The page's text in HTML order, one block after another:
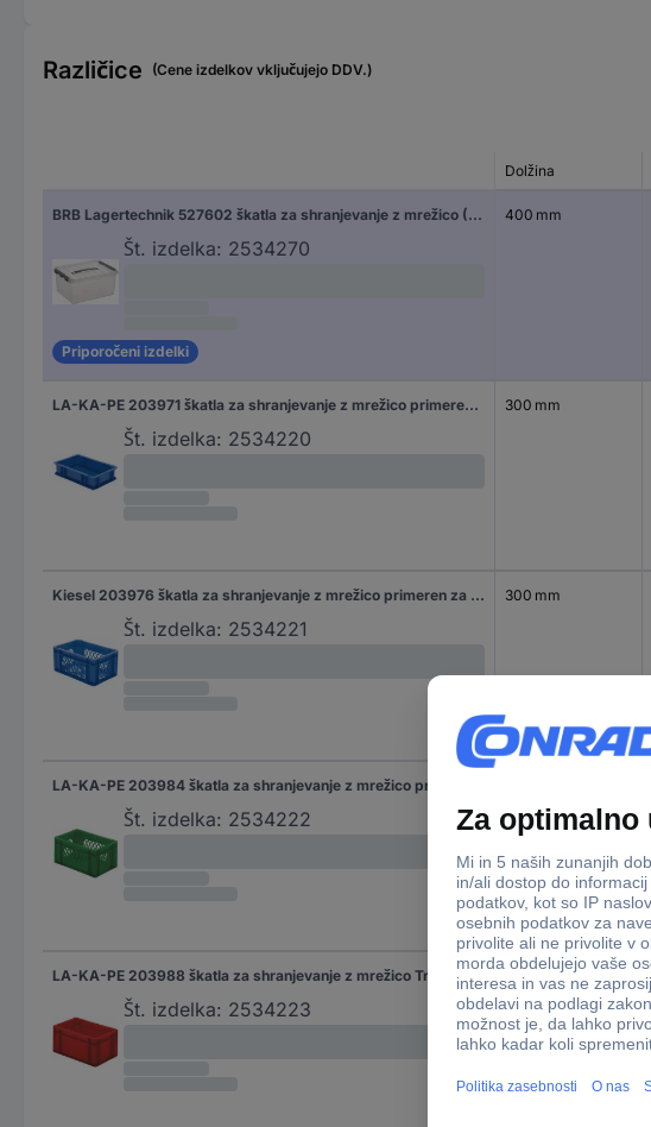
Različice (Cene izdelkov vključujejo DDV.)
Dolžina
BRB Lagertechnik 527602 škatla za shranjevanje z mrežico (D x Š x V) 400 x 300 x 140 mm transparentna 3 kos
Št. izdelka: 2534270
Priporočeni izdelki
400 mm
LA-KA-PE 203971 škatla za shranjevanje z mrežico primeren za prehrano (D x Š x V) 300 x 200 x 75 mm modra 8 kos
Št. izdelka: 2534220
300 mm
Kiesel 203976 škatla za shranjevanje z mrežico primeren za prehrano (D x Š x V) 300 x 200 x 145 mm modra 8 kos
Št. izdelka: 2534221
300 mm
Št. izdelka: 2534222
LA-KA-PE 203988 škatla za shranjevanje z mrežico Transport-Stapelkasten TK 300/145-0, rot aus Polypropylen (VPE 8 Stück) primeren za prehrano (D x Š x V) 300 x 200 x 145 mm rdeča 8 kos
Št. izdelka: 2534223
300 mm